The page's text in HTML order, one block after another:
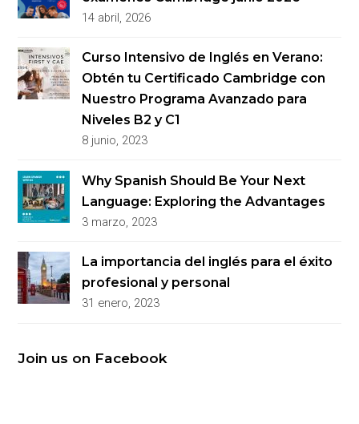
14 abril, 2026
Curso Intensivo de Inglés en Verano:
Obtén tu Certificado Cambridge con
Nuestro Programa Avanzado para
Niveles B2 y C1
8 junio, 2023
Why Spanish Should Be Your Next
Language: Exploring the Advantages
3 marzo, 2023
La importancia del inglés para el éxito
profesional y personal
31 enero, 2023
Join us on Facebook